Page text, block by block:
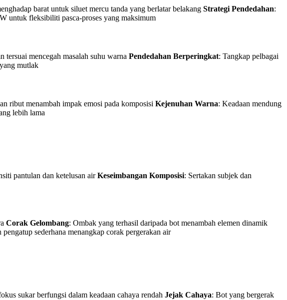
barat untuk siluet mercu tanda yang berlatar belakang Strategi Pendedahan:
untuk fleksibiliti pasca-proses yang maksimum
tersuai mencegah masalah suhu warna Pendedahan Berperingkat: Tangkap pelbagai
mutlak
ribut menambah impak emosi pada komposisi Kejenuhan Warna: Keadaan mendung
lebih lama
pantulan dan ketelusan airKeseimbangan Komposisi: Sertakan subjek dan
Corak Gelombang: Ombak yang terhasil daripada bot menambah elemen dinamik
pengatup sederhana menangkap corak pergerakan air
sukar berfungsi dalam keadaan cahaya rendah Jejak Cahaya: Bot yang bergerak